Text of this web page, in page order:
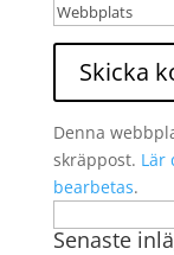
Denna
skräppost. Lär
bearbetas.
efter:
Senaste